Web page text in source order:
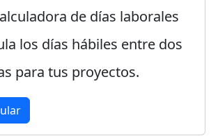
de días laborales
los días hábiles entre dos
para tus proyectos.